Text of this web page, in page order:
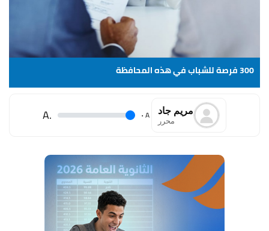
300 فرصة للشباب في هذه المحافظة
مريم جاد
محرر A
.
.A